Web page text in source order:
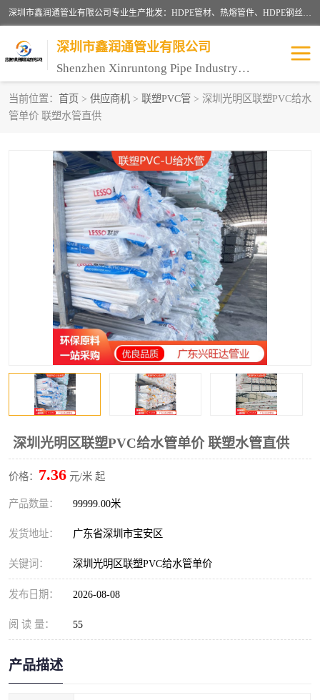
深圳市鑫润通管业有限公司专业生产批发：HDPE管材、热熔管件、HDPE钢丝骨架管、电熔管件、HDPE双壁波纹管、MPP电力管、井盖、PVC管材管件、PPR管材管件等；公司自创建以来，始终秉承“团结、务实、创新、守信”的服务宗旨，凭借专业的服务以及多年的勤奋拼搏，发展成为一家专业销售各种管材管件，绝缘电工套管及配件等系列产品的贸易公司。
深圳市鑫润通管业有限公司
Shenzhen Xinruntong Pipe Industry Co., Ltd
当前位置： 首页 > 供应商机 > 联塑PVC管 > 深圳光明区联塑PVC给水
管单价 联塑水管直供
深圳光明区联塑PVC给水管单价 联塑水管直供
价格： 7.36 元/米 起
产品数量： 99999.00米
发货地址： 广东省深圳市宝安区
关键词： 深圳光明区联塑PVC给水管单价
发布日期： 2026-08-08
阅 读 量： 55
产品描述
HDPE管材给水管
HDPE双壁波纹管 HDPE电力通讯管
UPVC电力通讯管 MPP电力通信管
联塑PVC管 联塑PPR管
联塑PE管 联塑家装红蓝线管